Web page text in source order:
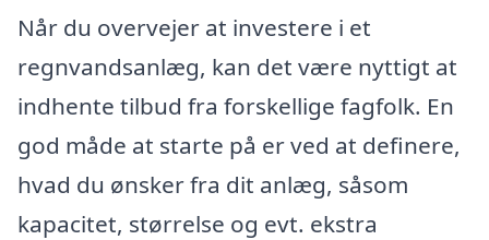
Når du overvejer at investere i et
regnvandsanlæg, kan det være nyttigt at
indhente tilbud fra forskellige fagfolk. En
god måde at starte på er ved at definere,
hvad du ønsker fra dit anlæg, såsom
kapacitet, størrelse og evt. ekstra